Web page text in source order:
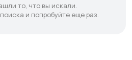
то, что вы искали.
и попробуйте еще раз.